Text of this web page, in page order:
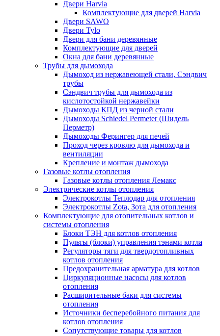
Двери Harvia
Комплектующие для дверей Harvia
Двери SAWO
Двери Tylo
Двери для бани деревянные
Комплектующие для дверей
Окна для бани деревянные
Трубы для дымохода
Дымоход из нержавеющей стали, Сэндвич
трубы
Сэндвич трубы для дымохода из
кислотостойкой нержавейки
Дымоходы КПД из черной стали
Дымоходы Schiedel Permeter (Шидель
Перметр)
Дымоходы Ферингер для печей
Проход через кровлю для дымохода и
вентиляции
Крепление и монтаж дымохода
Газовые котлы отопления
Газовые котлы отопления Лемакс
Электрические котлы отопления
Электрокотлы Теплодар для отопления
Электрокотлы Zota, Зота для отопления
Комплектующие для отопительных котлов и
системы отопления
Блоки ТЭН для котлов отопления
Пульты (блоки) управления тэнами котла
Регуляторы тяги для твердотопливных
котлов отопления
Предохранительная арматура для котлов
Циркуляционные насосы для котлов
отопления
Расширительные баки для системы
отопления
Источники бесперебойного питания для
котлов отопления
Сопутствующие товары для котлов